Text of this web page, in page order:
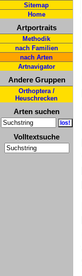
Sitemap
Home
Artportraits
Methodik
nach Familien
nach Arten
Artnavigator
Andere Gruppen
Orthoptera /
Heuschrecken
Arten suchen
Volltextsuche